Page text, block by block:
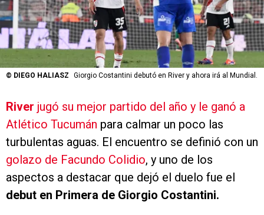
© DIEGO HALIASZ Giorgio Costantini debutó en River y ahora irá al Mundial.
River jugó su mejor partido del año y le ganó a
Atlético Tucumán para calmar un poco las
turbulentas aguas. El encuentro se definió con un
golazo de Facundo Colidio, y uno de los
aspectos a destacar que dejó el duelo fue el
debut en Primera de Giorgio Costantini.